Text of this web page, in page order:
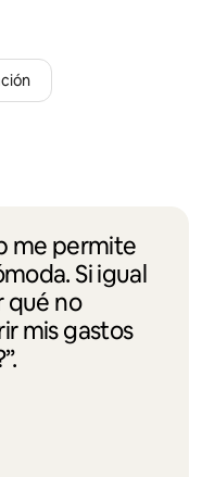
me permite
Si igual
qué no
mis gastos